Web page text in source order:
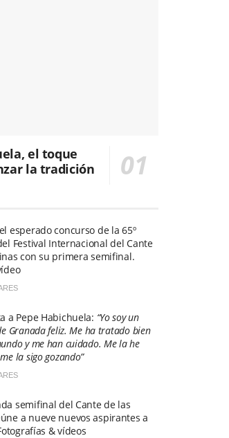
el toque
la tradición
esperado concurso de la 65º
Festival Internacional del Cante
con su primera semifinal.
a Pepe Habichuela: “Yo soy un
Granada feliz. Me ha tratado bien
y me han cuidado. Me la he
la sigo gozando”
semifinal del Cante de las
a nueve nuevos aspirantes a
& vídeos